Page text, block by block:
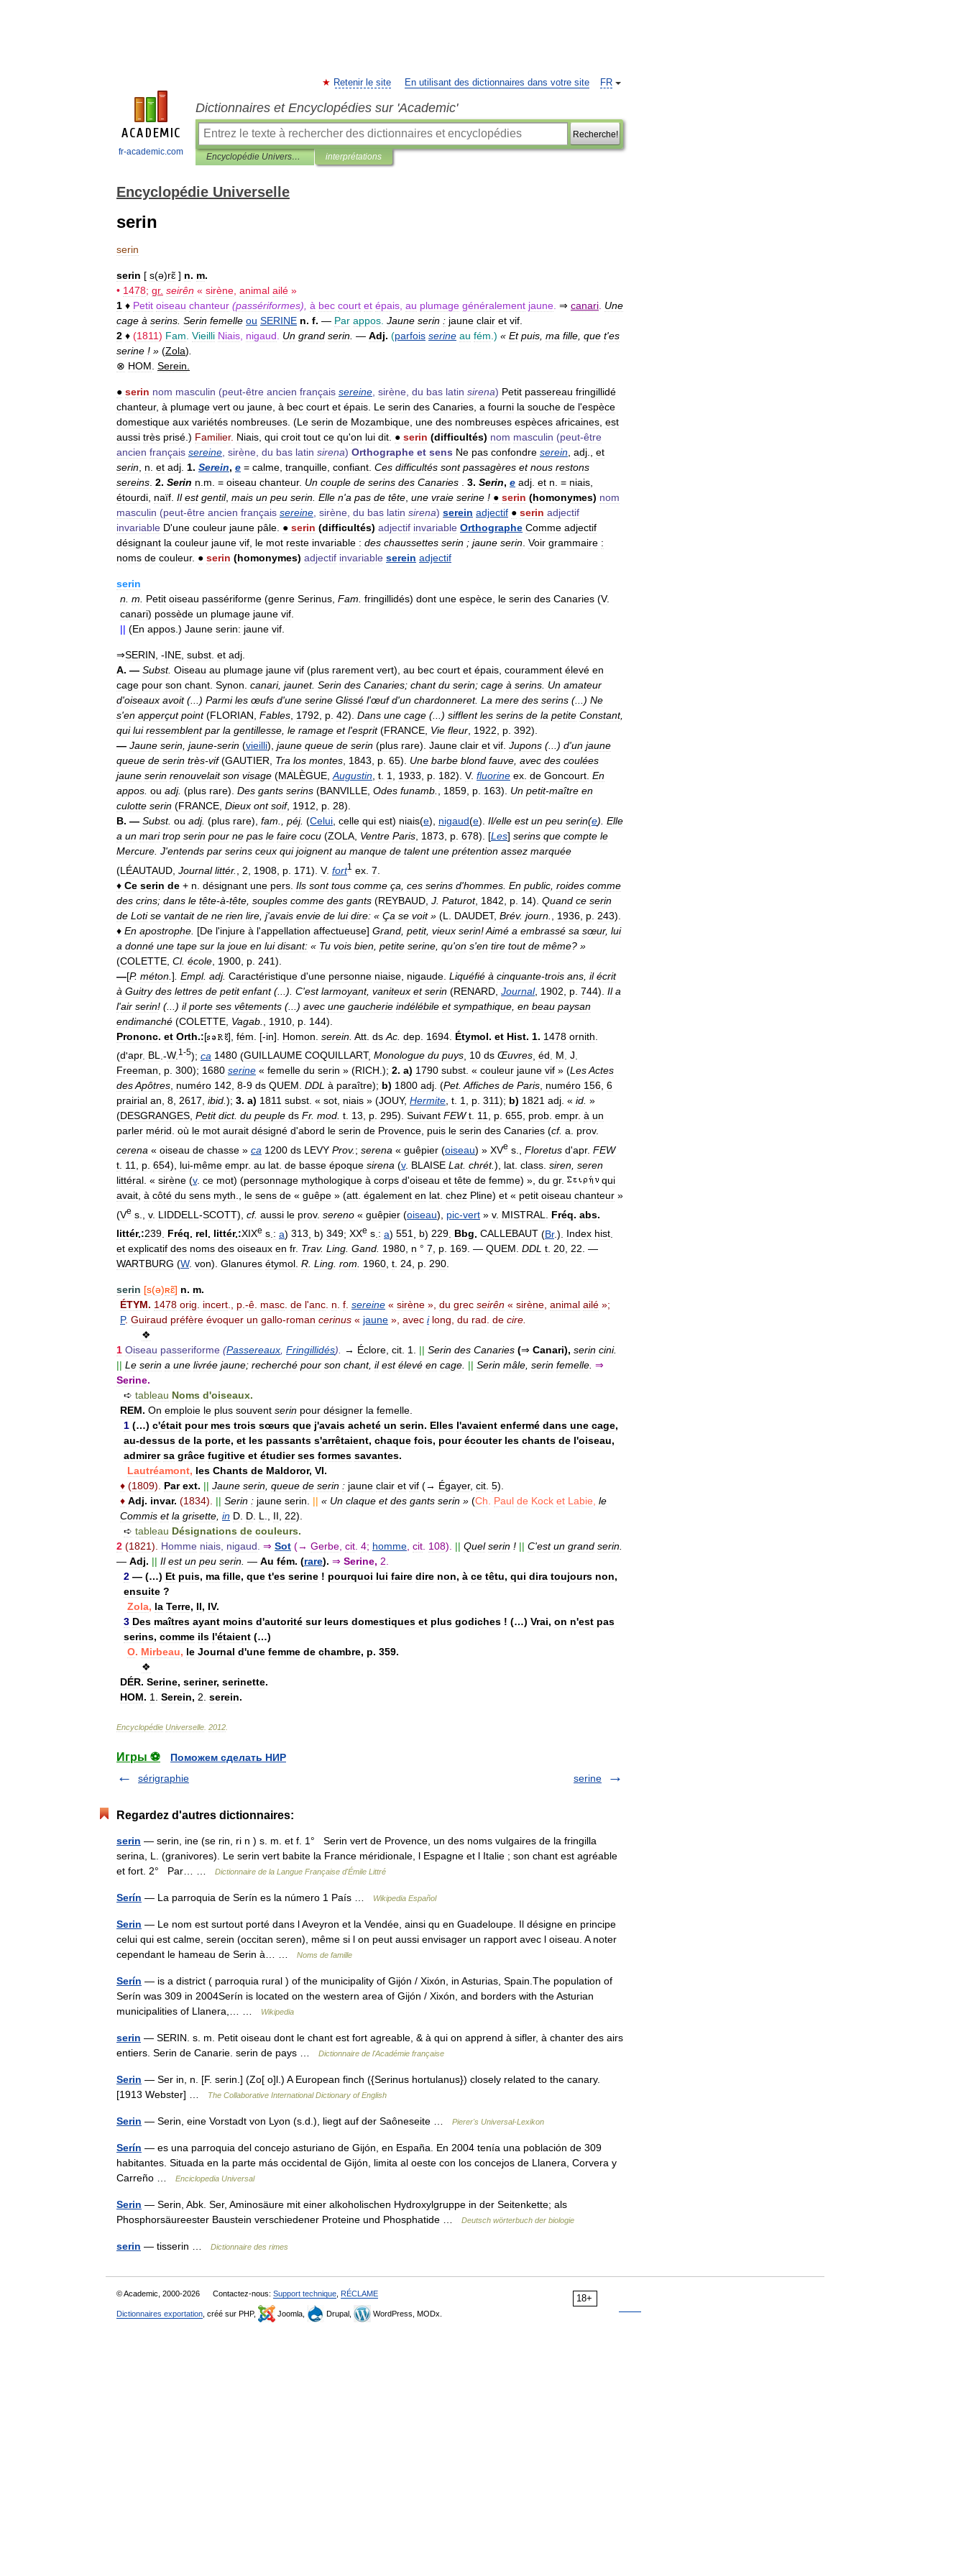
fr-academic.com
FR
Retenir le site En utilisant des dictionnaires dans votre site
Dictionnaires et Encyclopédies sur 'Academic'
Recherche!
Encyclopédie Universelle interprétations
Encyclopédie Universelle
serin
serin
serin [ s(ə)rɛ̃ ] n. m.
• 1478; gr. seirên « sirène animal ailé »
1 ♦ Petit oiseau chanteur (passériformes), à bec court et épais au plumage généralement jaune ⇒ canari Une
cage à serins Serin femelle ou SERINE n. f. — Par appos Jaune serin : jaune clair et vif
2 ♦ (1811) Fam Vieilli Niais nigaud Un grand serin — Adj. (parfois serine au fém .) « Et puis ma fille que t'es
serine ! » (Zola)
⊗ HOM Serein
● serin nom masculin (peut-être ancien français sereine sirène du bas latin sirena) Petit passereau fringillidé
chanteur, à plumage vert ou jaune à bec court et épais Le serin des Canaries a fourni la souche de l'espèce
domestique aux variétés nombreuses . (Le serin de Mozambique une des nombreuses espèces africaines est
aussi très prisé .) Familier. Niais qui croit tout ce qu'on lui dit ● serin (difficultés) nom masculin (peut-être
ancien français sereine sirène du bas latin sirena) Orthographe et sens Ne pas confondre serein adj
et
serin n et adj 1. Serein, e = calme tranquille confiant Ces difficultés sont passagères et nous restons
sereins 2. Serin n m . = oiseau chanteur. Un couple de serins des Canaries 3. Serin, e adj et n . = niais
étourdi naïf Il est gentil, mais un peu serin Elle n'a pas de tête une vraie serine ! ● serin (homonymes) nom
masculin (peut-être ancien français sereine sirène du bas latin sirena) serein adjectif ● serin adjectif
invariable D'une couleur jaune pâle ● serin (difficultés) adjectif invariable Orthographe Comme adjectif
désignant la couleur jaune vif le mot reste invariable : des chaussettes serin ; jaune serin Voir grammaire :
noms de couleur. ● serin (homonymes) adjectif invariable serein adjectif
serin
n m Petit oiseau passériforme (genre Serinus Fam fringillidés) dont une espèce le serin des Canaries (V.
canari) possède un plumage jaune vif
|| (En appos .) Jaune serin: jaune vif
⇒SERIN , -INE subst et adj
A. — Subst. Oiseau au plumage jaune vif (plus rarement vert), au bec court et épais couramment élevé en
cage pour son chant Synon canari, jaunet. Serin des Canaries; chant du serin; cage à serins Un amateur
d'oiseaux avoit(...) Parmi les œufs d'une serine Glissé l'œuf d'un chardonneret. La mere des serins (...) Ne
s'en apperçut point(FLORIAN Fables 1792 p 42). Dans une cage (...) sifflent les serins de la petite Constant,
qui lui ressemblent par la gentillesse le ramage et l'esprit(FRANCE Vie fleur 1922 p 392).
— Jaune serin jaune-serin (vieilli), jaune queue de serin (plus rare). Jaune clair et vif Jupons (...) d'un jaune
queue de serin très-vif(GAUTIER Tra los montes 1843 p 65). Une barbe blond fauve avec des coulées
jaune serin renouvelait son visage (MALÈGUE Augustin t 1 1933 p 182). V. fluorine ex de Goncourt En
appos ou adj. (plus rare). Des gants serins (BANVILLE Odes funamb 1859 p 163). Un petit-maître en
culotte serin (FRANCE Dieux ont soif, 1912 p 28).
B. — Subst. ou adj. (plus rare), fam péj. (Celui celle qui est) niais(e), nigaud(e). Il/elle est un peu serin(e). Elle
a un mari trop serin pour ne pas le faire cocu (ZOLA Ventre Paris 1873 p 678). [Les] serins que compte le
Mercure J'entends par serins ceux qui joignent au manque de talent une prétention assez marquée
(LÉAUTAUD Journal littér. 2 1908 p 171). V. fort1 ex 7
♦ Ce serin de + n désignant une pers Ils sont tous comme ça ces serins d'hommes En public roides comme
des crins; dans le tête-à-tête souples comme des gants (REYBAUD J Paturot, 1842 p 14). Quand ce serin
de Loti se vantait de ne rien lire j'avais envie de lui dire: « Ça se voit» (L DAUDET, Brév. journ 1936 p 243).
♦ En apostrophe [De l'injure à l'appellation affectueuse] Grand petit, vieux serin!Aimé a embrassé sa sœur, lui
a donné une tape sur la joue en lui disant: « Tu vois bien petite serine qu'on s'en tire tout de même? »
(COLETTE Cl. école 1900 p 241).
—[P. méton ] Empl. adj. Caractéristique d'une personne niaise nigaude Liquéfié à cinquante-trois ans il écrit
à Guitry des lettres de petit enfant(...). C'est larmoyant, vaniteux et serin (RENARD Journal, 1902 p 744). Il a
l'air serin! (...) il porte ses vêtements (...) avec une gaucherie indélébile et sympathique en beau paysan
endimanché (COLETTE Vagab 1910 p 144).
Prononc. et Orth.:[ ], fém . [-in]. Homon serein Att ds Ac dep 1694 Étymol. et Hist. 1. 1478 ornith
(d'apr. BL .-W. 1 -5); ca 1480 (GUILLAUME COQUILLART, Monologue du puys 10 ds Œuvres éd M J
Freeman, p. 300); 1680 serine « femelle du serin » (RICH.); 2. a) 1790 subst. « couleur jaune vif » (LesActes
desApôtres, numéro 142, 8-9 ds QUEM. DDL à paraître); b) 1800 adj. (Pet.Affiches de Paris, numéro 156, 6
prairial an, 8, 2617, ibid.); 3. a) 1811 subst. « sot, niais » (JOUY, Hermite, t. 1, p. 311); b) 1821 adj. « id. »
(DESGRANGES, Petit dict. du peuple ds Fr. mod. t. 13, p. 295). Suivant FEW t. 11, p. 655, prob. empr. à un
parler mérid. où le mot aurait désigné d'abord le serin de Provence, puis le serin des Canaries (cf. a. prov.
cerena « oiseau de chasse » ca 1200 ds LEVY Prov.; serena « guêpier (oiseau) » XVe s Floretus d'apr. FEW
t 11 p 654), lui-même empr. au lat de basse époque sirena (v. BLAISE Lat. chrét.), lat class siren seren
littéral . « sirène (v. ce mot) (personnage mythologique à corps d'oiseau et tête de femme) », du gr.
qui
avait à côté du sens myth le sens de « guêpe » (att également en lat chez Pline) et « petit oiseau chanteur »
(Ve s v. LIDDELL -SCOTT), cf. aussi le prov. sereno « guêpier (oiseau), pic-vert » v. MISTRAL Fréq. abs.
littér.:239 Fréq. rel. littér.:XIXe s : a) 313 b) 349; XXe s : a) 551 b) 229 Bbg. CALLEBAUT (Br.). Index hist
et explicatif des noms des oiseaux en fr. Trav. Ling. Gand. 1980, n ° 7, p. 169. — QUEM. DDL t. 20, 22. —
WARTBURG (W. von). Glanures étymol. R. Ling. rom. 1960, t. 24, p. 290.
serin [s(ə)ʀɛ̃] n. m.
ÉTYM. 1478 orig. incert., p.-ê. masc. de l'anc. n. f. sereine « sirène », du grec seirên « sirène, animal ailé »;
P. Guiraud préfère évoquer un gallo-roman cerinus « jaune », avec i long, du rad. de cire.
❖
1 Oiseau passeriforme (Passereaux, Fringillidés). → Éclore, cit. 1. || Serin des Canaries (⇒ Canari), serin cini.
|| Le serin a une livrée jaune; recherché pour son chant, il est élevé en cage. || Serin mâle, serin femelle. ⇒
Serine.
➪ tableau Noms d'oiseaux.
REM. On emploie le plus souvent serin pour désigner la femelle.
1 (…) c'était pour mes trois sœurs que j'avais acheté un serin. Elles l'avaient enfermé dans une cage,
au-dessus de la porte, et les passants s'arrêtaient, chaque fois, pour écouter les chants de l'oiseau,
admirer sa grâce fugitive et étudier ses formes savantes.
Lautréamont, les Chants de Maldoror, VI.
♦ (1809). Par ext. || Jaune serin, queue de serin : jaune clair et vif (→ Égayer, cit. 5).
♦ Adj. invar. (1834). || Serin : jaune serin. || « Un claque et des gants serin » (Ch. Paul de Kock et Labie, le
Commis et la grisette, in D. D. L., II, 22).
➪ tableau Désignations de couleurs.
2 (1821). Homme niais, nigaud. ⇒ Sot (→ Gerbe, cit. 4; homme, cit. 108). || Quel serin ! || C'est un grand serin.
— Adj. || Il est un peu serin. — Au fém. (rare). ⇒ Serine, 2.
2 — (…) Et puis, ma fille, que t'es serine ! pourquoi lui faire dire non, à ce têtu, qui dira toujours non,
ensuite ?
Zola, la Terre, II, IV.
3 Des maîtres ayant moins d'autorité sur leurs domestiques et plus godiches ! (…) Vrai, on n'est pas
serins, comme ils l'étaient (…)
O. Mirbeau, le Journal d'une femme de chambre, p. 359.
❖
DÉR. Serine, seriner, serinette.
HOM. 1. Serein, 2. serein.
Encyclopédie Universelle 2012
Игры ⚽
Поможем сделать НИР
sérigraphie
serine
Regardez d'autres dictionnaires:
serin — serin, ine (se rin, ri n ) s. m. et f. 1° Serin vert de Provence, un des noms vulgaires de la fringilla
serina, L. (granivores). Le serin vert babite la France méridionale, l Espagne et l Italie ; son chant est agréable
et fort. 2° Par… …
Dictionnaire de la Langue Française d'Émile Littré
Serín — La parroquia de Serín es la número 1 País … Wikipedia Español
Serin — Le nom est surtout porté dans l Aveyron et la Vendée, ainsi qu en Guadeloupe. Il désigne en principe
celui qui est calme, serein (occitan seren), même si l on peut aussi envisager un rapport avec l oiseau. A noter
cependant le hameau de Serin à… …
Noms de famille
Serín — is a district ( parroquia rural ) of the municipality of Gijón / Xixón, in Asturias, Spain.The population of
Serín was 309 in 2004Serín is located on the western area of Gijón / Xixón, and borders with the Asturian
municipalities of Llanera,… …
Wikipedia
serin — SERIN. s. m. Petit oiseau dont le chant est fort agreable, & à qui on apprend à sifler, à chanter des airs
entiers. Serin de Canarie. serin de pays …
Dictionnaire de l'Académie française
Serin — Ser in, n. [F. serin.] (Zo[ o]l.) A European finch ({Serinus hortulanus}) closely related to the canary.
[1913 Webster] …
The Collaborative International Dictionary of English
Serin — Serin, eine Vorstadt von Lyon (s.d.), liegt auf der Saôneseite … Pierer's Universal-Lexikon
Serín — es una parroquia del concejo asturiano de Gijón, en España. En 2004 tenía una población de 309
habitantes. Situada en la parte más occidental de Gijón, limita al oeste con los concejos de Llanera, Corvera y
Carreño …
Enciclopedia Universal
Serin — Serin, Abk. Ser, Aminosäure mit einer alkoholischen Hydroxylgruppe in der Seitenkette; als
Phosphorsäureester Baustein verschiedener Proteine und Phosphatide …
Deutsch wörterbuch der biologie
serin — tisserin … Dictionnaire des rimes
18+
© Academic, 2000-2026 Contactez-nous: Support technique RÉCLAME
Dictionnaires exportation , créé sur PHP, Joomla, Drupal, WordPress, MODx.